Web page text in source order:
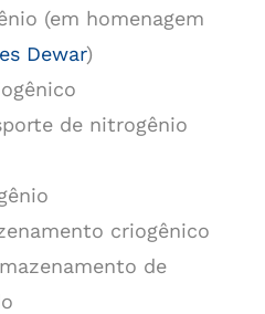
(em homenagem
Dewar)
de nitrogênio
criogênico
de